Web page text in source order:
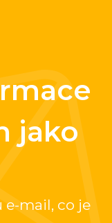
jako
e-mail, co je